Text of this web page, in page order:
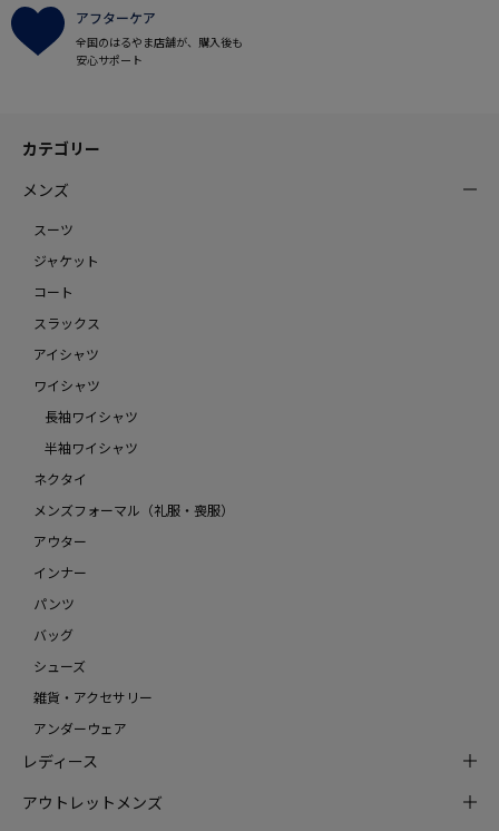
アフターケア
全国のはるやま店舗が、購入後も
安心サポート
カテゴリー
メンズ
スーツ
ジャケット
コート
スラックス
アイシャツ
ワイシャツ
長袖ワイシャツ
半袖ワイシャツ
ネクタイ
メンズフォーマル（礼服・喪服）
アウター
インナー
パンツ
バッグ
シューズ
雑貨・アクセサリー
アンダーウェア
レディース
アウトレットメンズ